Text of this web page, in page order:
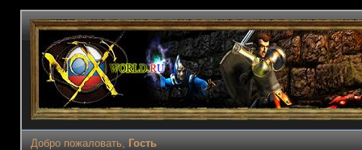
Добро пожаловать, Гость